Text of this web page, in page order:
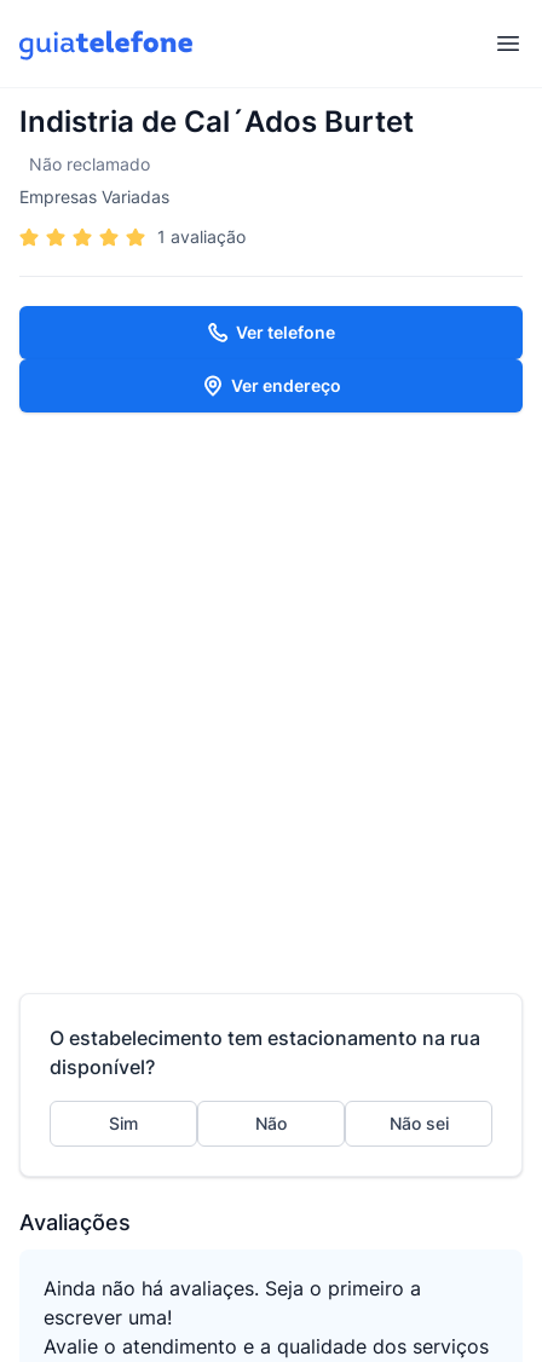
Indistria de Cal´Ados Burtet
Não reclamado
Empresas Variadas
1 avaliação
Ver telefone
Ver endereço
O estabelecimento tem estacionamento na rua
disponível?
Sim Não Não sei
Avaliações
Ainda não há avaliaçes. Seja o primeiro a
escrever uma!
Avalie o atendimento e a qualidade dos serviços